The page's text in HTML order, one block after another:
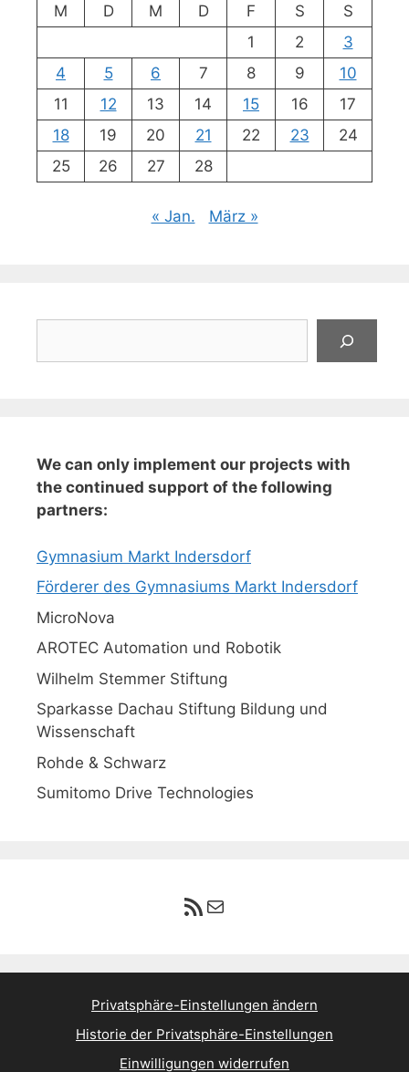
M
D M D F S
S
1
2
3
4
5 6 7 8 9
10
11
12 13 14 15 16
17
18
19 20 21 22 23
24
25
26 27 28
« Jan. März »
We can only implement our projects with
the continued support of the following
partners:
Gymnasium Markt Indersdorf
Förderer des Gymnasiums Markt Indersdorf
MicroNova
AROTEC Automation und Robotik
Wilhelm Stemmer Stiftung
Sparkasse Dachau Stiftung Bildung und
Wissenschaft
Rohde & Schwarz
Sumitomo Drive Technologies
RSS-Feed
E-Mail
Privatsphäre-Einstellungen ändern
Historie der Privatsphäre-Einstellungen
Einwilligungen widerrufen